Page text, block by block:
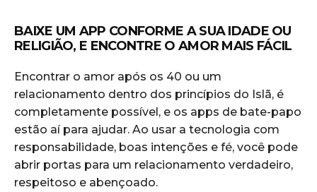
BAIXE UM APP CONFORME A SUA IDADE OU
RELIGIÃO, E ENCONTRE O AMOR MAIS FÁCIL
Encontrar o amor após os 40 ou um
relacionamento dentro dos princípios do Islã, é
completamente possível, e os apps de bate-papo
estão aí para ajudar. Ao usar a tecnologia com
responsabilidade, boas intenções e fé, você pode
abrir portas para um relacionamento verdadeiro,
respeitoso e abençoado.